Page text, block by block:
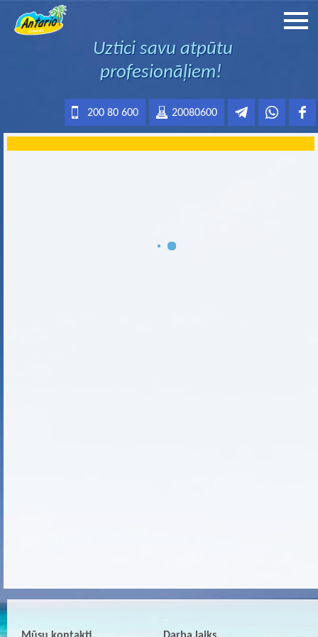
Uztici savu atpūtu
profesionāļiem!
20080600
200 80 600